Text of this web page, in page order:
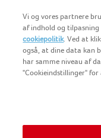
Linkedin
COPYRIGHT
Vi og vores partnere
af indhold og
cookiepolitik. Ved at
også, at dine data kan
har samme niveau af
"Cookieindstillinger"